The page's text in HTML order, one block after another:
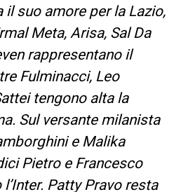
suo amore per la Lazio,
Meta, Arisa, Sal Da
rappresentano il
Fulminacci, Leo
tengono alta la
Sul versante milanista
e Malika
Pietro e Francesco
Patty Pravo resta